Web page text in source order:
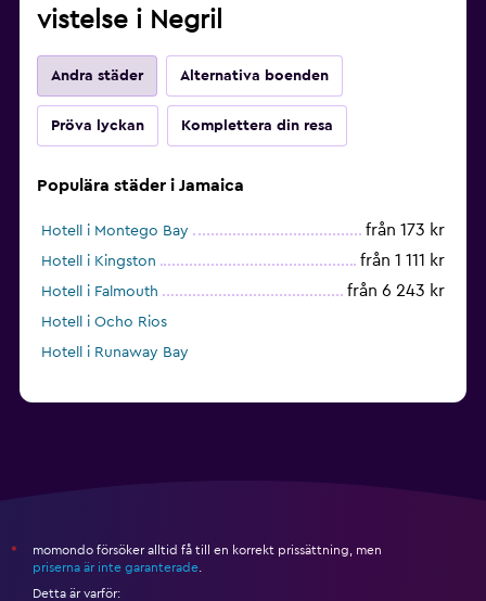
vistelse i Negril
Andra städer Alternativa boenden
Pröva lyckan Komplettera din resa
Populära städer i Jamaica
Hotell i Montego Bay från 173 kr
Hotell i Kingston från 1 111 kr
Hotell i Falmouth från 6 243 kr
Hotell i Ocho Rios
Hotell i Runaway Bay
*
momondo försöker alltid få till en korrekt prissättning, men
priserna är inte garanterade
Detta är varför: